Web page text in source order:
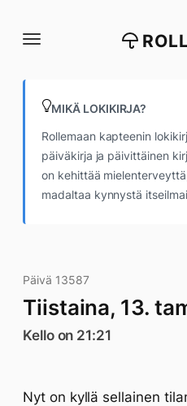
suoraan
MIKÄ LOKIKIRJA?
Rollemaan kapteenin
päiväkirja ja päivittäinen
on kehittää
madaltaa kynnystä
Päivä 13587
Tiistaina, 13.
Kello on 21:21
Nyt on kyllä sellainen